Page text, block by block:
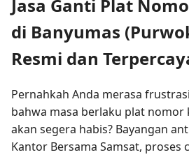
Jasa Ganti Plat
di Banyumas
Resmi dan
Pernahkah Anda merasa
bahwa masa berlaku plat nomor
akan segera habis? Bayangan
Kantor Bersama Samsat, proses